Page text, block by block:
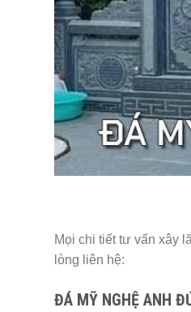
Mọi chi tiết tư vấn xây
lòng liên hệ:
ĐÁ MỸ NGHỆ ANH